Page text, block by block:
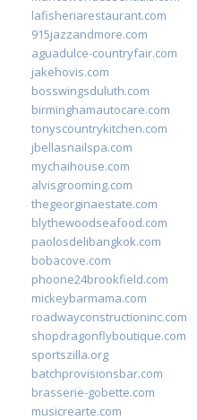
lafisheriarestaurant.com
915jazzandmore.com
aguadulce-countryfair.com
jakehovis.com
bosswingsduluth.com
birminghamautocare.com
tonyscountrykitchen.com
jbellasnailspa.com
mychaihouse.com
alvisgrooming.com
thegeorginaestate.com
blythewoodseafood.com
paolosdelibangkok.com
bobacove.com
phoone24brookfield.com
mickeybarmama.com
roadwayconstructioninc.com
shopdragonflyboutique.com
sportszilla.org
batchprovisionsbar.com
brasserie-gobette.com
musicrearte.com